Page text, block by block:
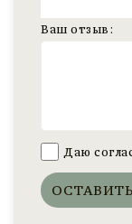
Ваш отзыв:
Даю